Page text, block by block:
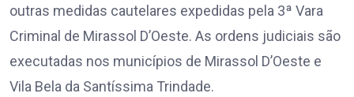
outras medidas cautelares expedidas pela 3ª Vara
Criminal de Mirassol D’Oeste. As ordens judiciais são
executadas nos municípios de Mirassol D’Oeste e
Vila Bela da Santíssima Trindade.